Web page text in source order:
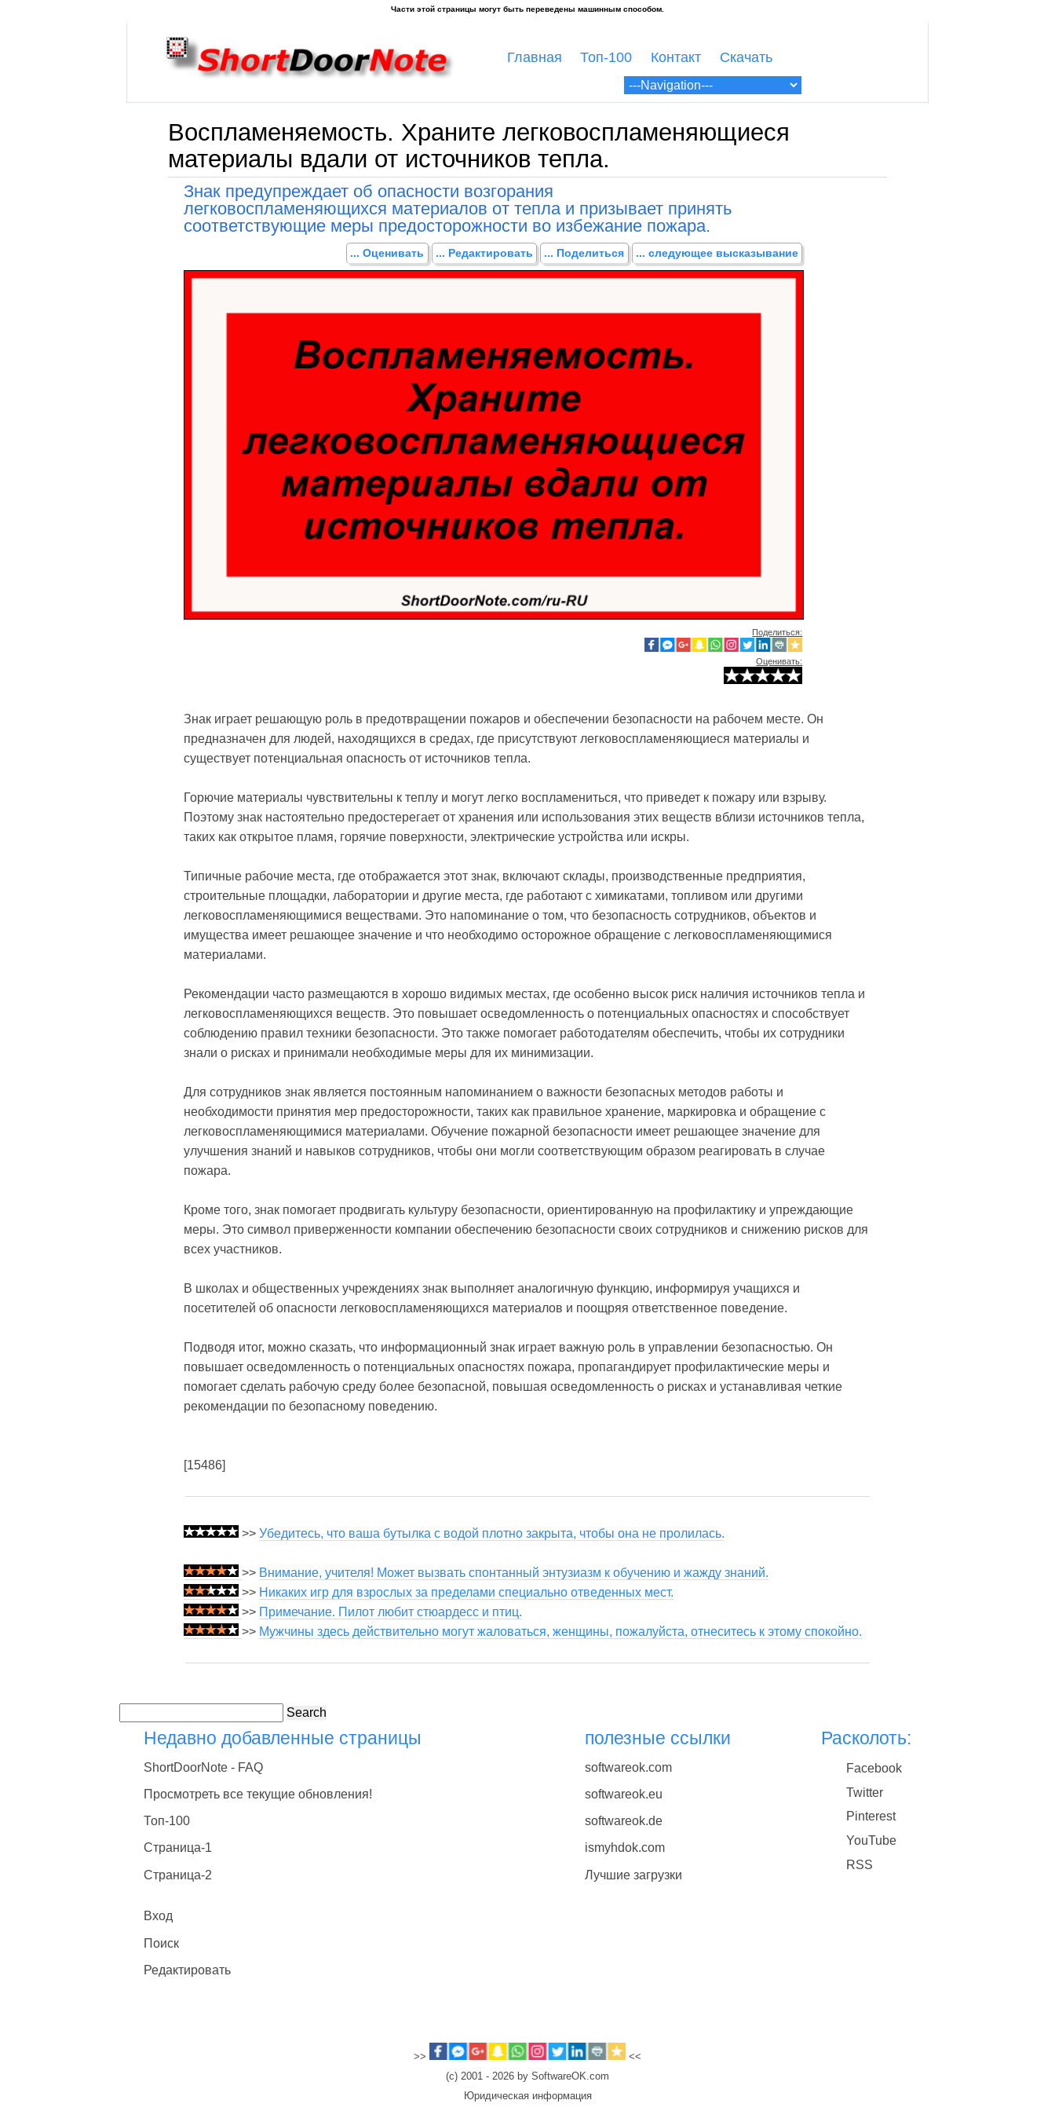
Главная Топ-100 Контакт Скачать
Воспламеняемость. Храните легковоспламеняющиеся
материалы вдали от источников тепла.
Знак предупреждает об опасности возгорания
легковоспламеняющихся материалов от тепла и призывает принять
соответствующие меры предосторожности во избежание пожара.
... Оценивать ... Редактировать ... Поделиться ... следующее высказывание
Поделиться:
Оценивать:
Знак играет решающую роль в предотвращении пожаров и обеспечении безопасности на рабочем месте. Он
предназначен для людей, находящихся в средах, где присутствуют легковоспламеняющиеся материалы и
существует потенциальная опасность от источников тепла.
Горючие материалы чувствительны к теплу и могут легко воспламениться, что приведет к пожару или взрыву.
Поэтому знак настоятельно предостерегает от хранения или использования этих веществ вблизи источников тепла,
таких как открытое пламя, горячие поверхности, электрические устройства или искры.
Типичные рабочие места, где отображается этот знак, включают склады, производственные предприятия,
строительные площадки, лаборатории и другие места, где работают с химикатами, топливом или другими
легковоспламеняющимися веществами. Это напоминание о том, что безопасность сотрудников, объектов и
имущества имеет решающее значение и что необходимо осторожное обращение с легковоспламеняющимися
материалами.
Рекомендации часто размещаются в хорошо видимых местах, где особенно высок риск наличия источников тепла и
легковоспламеняющихся веществ. Это повышает осведомленность о потенциальных опасностях и способствует
соблюдению правил техники безопасности. Это также помогает работодателям обеспечить, чтобы их сотрудники
знали о рисках и принимали необходимые меры для их минимизации.
Для сотрудников знак является постоянным напоминанием о важности безопасных методов работы и
необходимости принятия мер предосторожности, таких как правильное хранение, маркировка и обращение с
легковоспламеняющимися материалами. Обучение пожарной безопасности имеет решающее значение для
улучшения знаний и навыков сотрудников, чтобы они могли соответствующим образом реагировать в случае
пожара.
Кроме того, знак помогает продвигать культуру безопасности, ориентированную на профилактику и упреждающие
меры. Это символ приверженности компании обеспечению безопасности своих сотрудников и снижению рисков для
всех участников.
В школах и общественных учреждениях знак выполняет аналогичную функцию, информируя учащихся и
посетителей об опасности легковоспламеняющихся материалов и поощряя ответственное поведение.
Подводя итог, можно сказать, что информационный знак играет важную роль в управлении безопасностью. Он
повышает осведомленность о потенциальных опасностях пожара, пропагандирует профилактические меры и
помогает сделать рабочую среду более безопасной, повышая осведомленность о рисках и устанавливая четкие
рекомендации по безопасному поведению.
[15486]
>> Убедитесь, что ваша бутылка с водой плотно закрыта, чтобы она не пролилась.
>> Внимание, учителя! Может вызвать спонтанный энтузиазм к обучению и жажду знаний.
>> Никаких игр для взрослых за пределами специально отведенных мест.
>> Примечание. Пилот любит стюардесс и птиц.
>> Мужчины здесь действительно могут жаловаться, женщины, пожалуйста, отнеситесь к этому спокойно.
Search
Недавно добавленные страницы
ShortDoorNote - FAQ
Просмотреть все текущие обновления!
Топ-100
Страница-1
Страница-2
Вход
Поиск
Редактировать
полезные ссылки
softwareok.com
softwareok.eu
softwareok.de
ismyhdok.com
Лучшие загрузки
Расколоть:
Facebook
Twitter
Pinterest
YouTube
RSS
>>
<<
(c) 2001 - 2026 by SoftwareOK.com
Юридическая информация